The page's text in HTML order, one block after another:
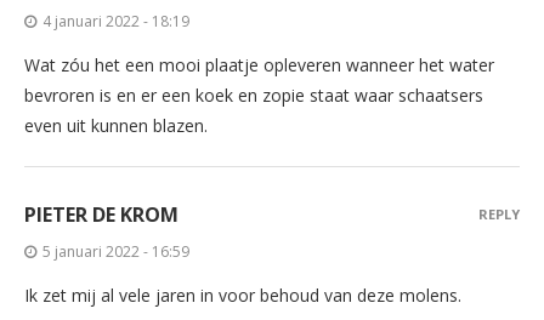
4 januari 2022 - 18:19
Wat zóu het een mooi plaatje opleveren wanneer het water
bevroren is en er een koek en zopie staat waar schaatsers
even uit kunnen blazen.
PIETER DE KROM
5 januari 2022 - 16:59
Ik zet mij al vele jaren in voor behoud van deze molens.
REPLY